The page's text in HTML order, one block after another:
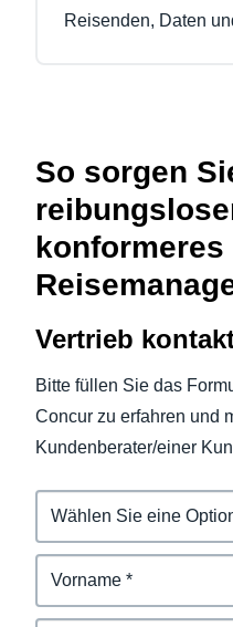
Reisenden, Daten
So sorgen
konformeres
Vertrieb
Bitte füllen Sie das
Concur zu erfahren und
Kundenberater/einer